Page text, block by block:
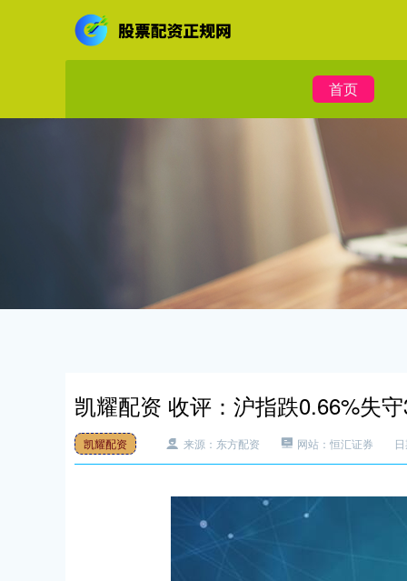
首页
凯耀配资 收评：沪指跌0.66%失
凯耀配资 来源：东方配资 网站：恒汇证券